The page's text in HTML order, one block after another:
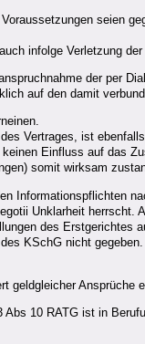
seien
infolge Verletzung
der per
auf den damit
Vertrages, ist
Einfluss auf das
somit wirksam
Informationspflichten
Unklarheit herrscht.
des Erstgerichtes
KSchG nicht gegeben.
Ansprüche
10 RATG ist in